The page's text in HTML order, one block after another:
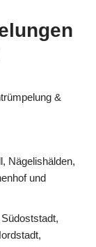
&
Nägelishälden,
und